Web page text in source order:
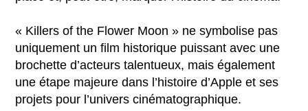
« Killers of the Flower Moon » ne symbolise pas
uniquement un film historique puissant avec une
brochette d’acteurs talentueux, mais également
une étape majeure dans l’histoire d’Apple et ses
projets pour l’univers cinématographique.